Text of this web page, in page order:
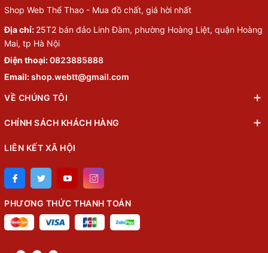
Shop Web Thể Thao - Mua đồ chất, giá hời nhất
Địa chỉ: 25T2 bán đảo Linh Đàm, phường Hoàng Liệt, quận Hoàng
Mai, tp Hà Nội
Điện thoại:0823885888
Email:shop.webtt@gmail.com
VỀ CHÚNG TÔI
CHÍNH SÁCH KHÁCH HÀNG
LIÊN KẾT XÃ HỘI
PHƯƠNG THỨC THANH TOÁN